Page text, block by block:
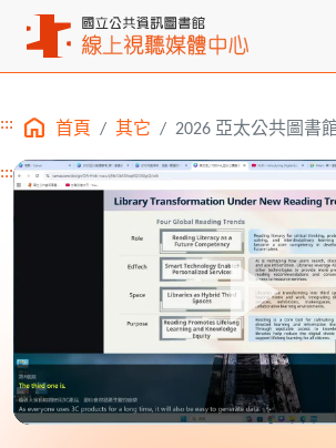
主要內容區塊
::: 首頁 其它 2026 亞太公共圖書
:::